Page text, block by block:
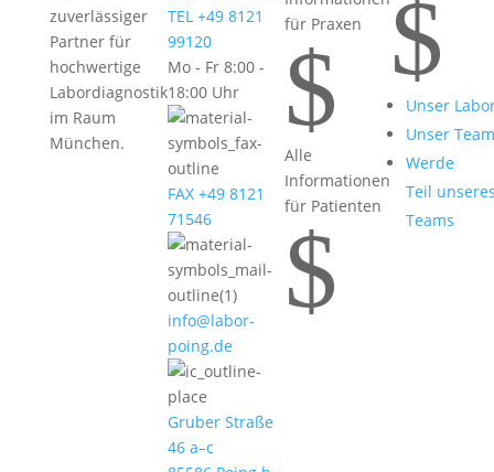
zuverlässiger
Partner für
hochwertige
Labordiagnostik
im Raum
München.
TEL +49 8121
99120
Mo - Fr 8:00 -
18:00 Uhr
FAX +49 8121
71546
info@labor-
poing.de
Gruber Straße
46 a–c
für Praxen
$
Alle
Informationen
für Patienten
$
$
Unser
Unser Team
Werde
Teil
Teams